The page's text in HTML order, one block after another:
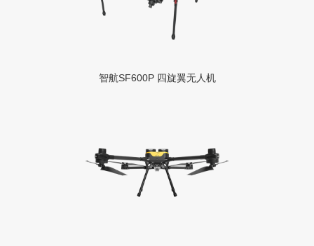
智航SF600P 四旋翼无人机